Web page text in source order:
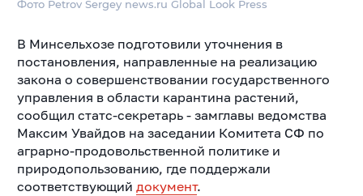
Фото Petrov Sergey news.ru Global Look Press
В Минсельхозе подготовили уточнения в
постановления, направленные на реализацию
закона о совершенствовании государственного
управления в области карантина растений,
сообщил статс-секретарь - замглавы ведомства
Максим Увайдов на заседании Комитета СФ по
аграрно-продовольственной политике и
природопользованию, где поддержали
соответствующий документ.